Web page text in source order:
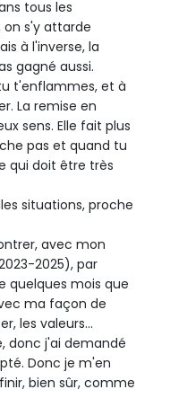
tous les
s'y attarde
à l'inverse, la
gagné aussi.
t'enflammes, et à
La remise en
sens. Elle fait plus
pas et quand tu
qui doit être très
situations, proche
avec mon
2025), par
quelques mois que
ma façon de
les valeurs...
donc j'ai demandé
Donc je m'en
bien sûr, comme